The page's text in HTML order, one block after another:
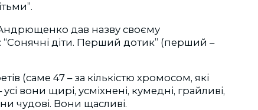
дав назву своєму
“Сонячні діти. Перший дотик” (перший –
(саме 47 – за кількістю хромосом, які
вони щирі, усміхнені, кумедні, грайливі,
чудові. Вони щасливі.